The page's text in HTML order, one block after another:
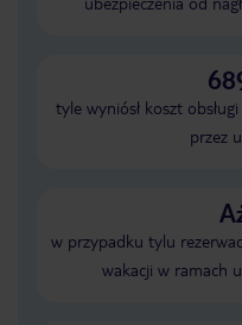
tyle wyniósł koszt
przez
w przypadku tylu
wakacji w ramach